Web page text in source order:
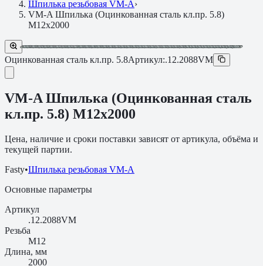
Шпилька резьбовая VM-A›
VM-A Шпилька (Оцинкованная сталь кл.пр. 5.8)
M12х2000
Оцинкованная сталь кл.пр. 5.8Артикул:.12.2088VM
VM-A Шпилька (Оцинкованная сталь
кл.пр. 5.8) M12х2000
Цена, наличие и сроки поставки зависят от артикула, объёма и
текущей партии.
Fasty•Шпилька резьбовая VM-A
Основные параметры
Артикул
.12.2088VM
Резьба
M12
Длина, мм
2000